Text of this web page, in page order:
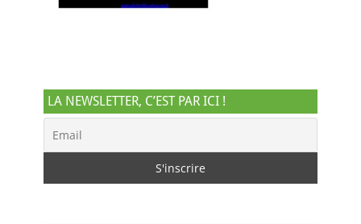
LA NEWSLETTER, C’EST PAR ICI !